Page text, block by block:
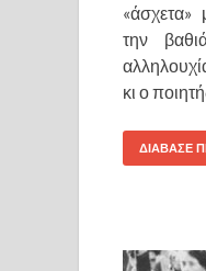
«άσχετα»
την
κι ο
ΔΙΑΒΑΣΕ